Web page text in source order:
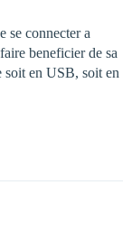
se connecter a
beneficier de sa
soit en USB, soit en